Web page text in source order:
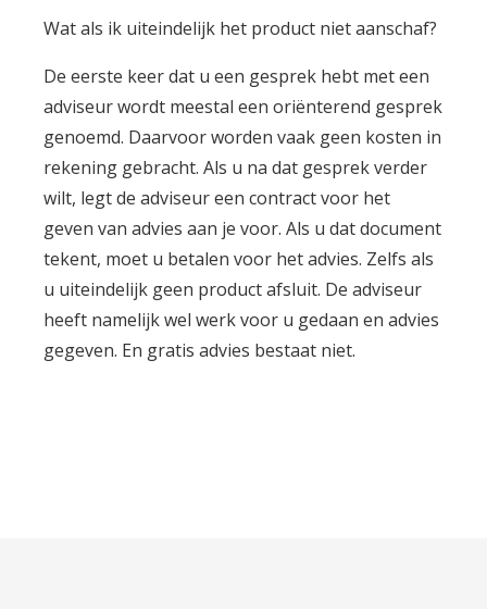
Wat als ik uiteindelijk het product niet aanschaf?
De eerste keer dat u een gesprek hebt met een
adviseur wordt meestal een oriënterend gesprek
genoemd. Daarvoor worden vaak geen kosten in
rekening gebracht. Als u na dat gesprek verder
wilt, legt de adviseur een contract voor het
geven van advies aan je voor. Als u dat document
tekent, moet u betalen voor het advies. Zelfs als
u uiteindelijk geen product afsluit. De adviseur
heeft namelijk wel werk voor u gedaan en advies
gegeven. En gratis advies bestaat niet.